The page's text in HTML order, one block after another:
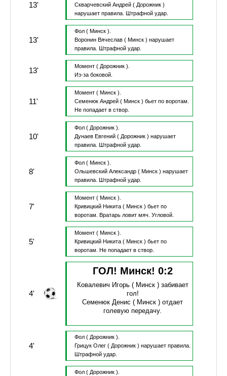
13'
Скварчевский Андрей( Дорожник )
нарушает правила.
Штрафной удар.
13'
Фол ( Минск ).
Воронин Вячеслав( Минск ) нарушает
правила.
Штрафной удар.
13' Момент ( Дорожник ).
Из-за боковой.
11'
Момент ( Минск ).
Семенюк Андрей( Минск ) бьет по воротам.
Не попадает в створ.
10'
Фол ( Дорожник ).
Дунаев Евгений( Дорожник ) нарушает
правила.
Штрафной удар.
8'
Фол ( Минск ).
Ольшевский Александр( Минск ) нарушает
правила.
Штрафной удар.
7'
Момент ( Минск ).
Кривицкий Никита( Минск ) бьет по
воротам.
Вратарь ловит мяч. Угловой.
5'
Момент ( Минск ).
Кривицкий Никита( Минск ) бьет по
воротам.
Не попадает в створ.
4'
ГОЛ! Минск! 0:2
Ковалевич Игорь( Минск ) забивает
гол!
Семенюк Денис ( Минск )отдает
голевую передачу.
4'
Фол ( Дорожник ).
Грицук Олег( Дорожник ) нарушает правила.
Штрафной удар.
Фол ( Дорожник ).